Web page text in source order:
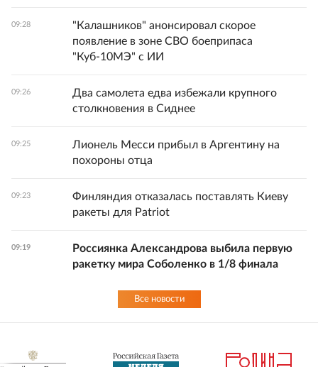
09:28
"Калашников" анонсировал скорое
появление в зоне СВО боеприпаса
"Куб-10МЭ" с ИИ
09:26
Два самолета едва избежали крупного
столкновения в Сиднее
09:25
Лионель Месси прибыл в Аргентину на
похороны отца
09:23
Финляндия отказалась поставлять Киеву
ракеты для Patriot
09:19
Россиянка Александрова выбила первую
ракетку мира Соболенко в 1/8 финала
Все новости